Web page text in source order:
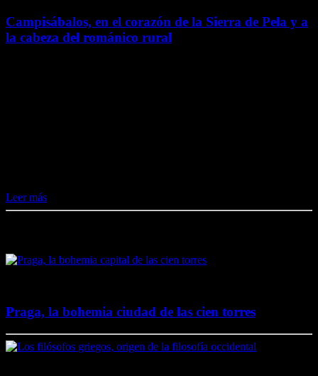
Campisábalos, en el corazón de la Sierra de Pela y a
la cabeza del románico rural
Leer más
Praga, la bohemia ciudad de las cien torres